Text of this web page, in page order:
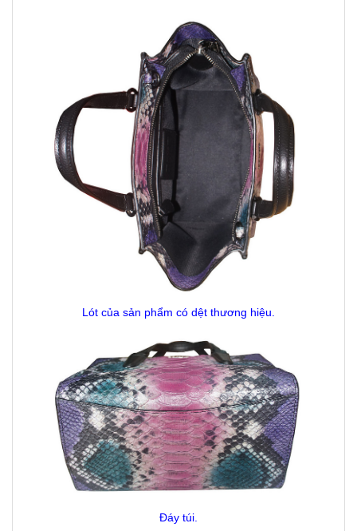
Lót của sản phẩm có dệt thương hiệu.
Đáy túi.